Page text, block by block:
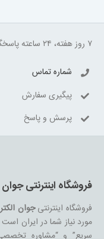
۷ روز هفته، ۲۴ ساعته پاسخگوی شما هستیم.
شماره تماس
پیگیری سفارش
پرسش و پاسخ
فروشگاه اینترنتی
فروشگاه اینترنتیجوان
مورد نیاز شما در ایران
سریع” و “مشاوره